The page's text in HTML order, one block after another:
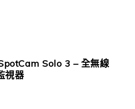
Solo 3 – 全無線
視器